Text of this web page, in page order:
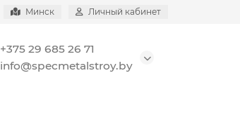
Минск Личный кабинет
+375 29 685 26 71
info@specmetalstroy.by